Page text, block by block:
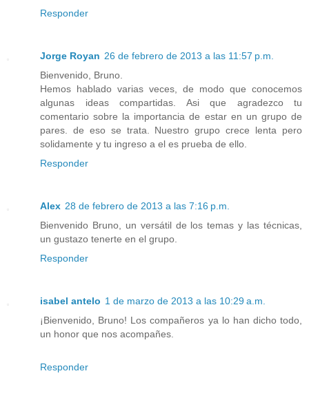
Responder
Jorge Royan 26 de febrero de 2013 a las 11:57 p.m.
Bienvenido, Bruno.
Hemos hablado varias veces, de modo que conocemos
algunas ideas compartidas. Asi que agradezco tu
comentario sobre la importancia de estar en un grupo de
pares. de eso se trata. Nuestro grupo crece lenta pero
solidamente y tu ingreso a el es prueba de ello.
Responder
Alex 28 de febrero de 2013 a las 7:16 p.m.
Bienvenido Bruno, un versátil de los temas y las técnicas,
un gustazo tenerte en el grupo.
Responder
isabel antelo 1 de marzo de 2013 a las 10:29 a.m.
¡Bienvenido, Bruno! Los compañeros ya lo han dicho todo,
un honor que nos acompañes.
Responder